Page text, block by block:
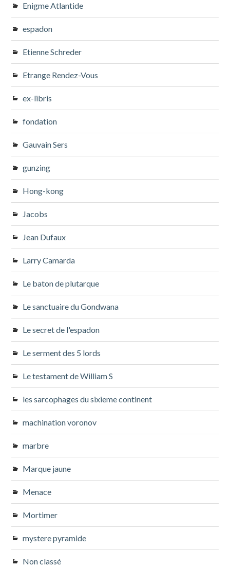
Enigme Atlantide
espadon
Etienne Schreder
Etrange Rendez-Vous
ex-libris
fondation
Gauvain Sers
gunzing
Hong-kong
Jacobs
Jean Dufaux
Larry Camarda
Le baton de plutarque
Le sanctuaire du Gondwana
Le secret de l'espadon
Le serment des 5 lords
Le testament de William S
les sarcophages du sixieme continent
machination voronov
marbre
Marque jaune
Menace
Mortimer
mystere pyramide
Non classé